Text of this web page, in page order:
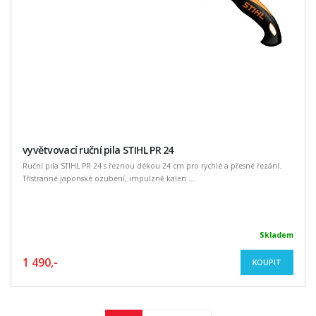
vyvětvovací ruční pila STIHL PR 24
Ruční pila STIHL PR 24 s řeznou dékou 24 cm pro rychlé a přesné řezání.
Třístranné japonské ozubení, impulzně kalen ...
Skladem
1 490,- KOUPIT